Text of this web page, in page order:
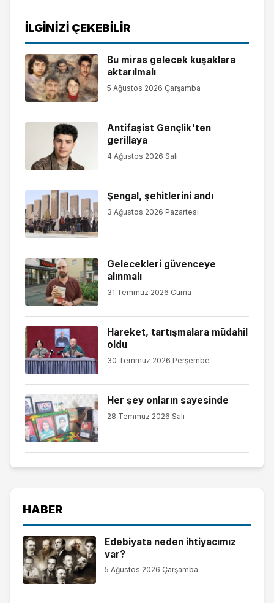
İLGINIZI ÇEKEBILIR
Bu miras gelecek kuşaklara
aktarılmalı
5 Ağustos 2026 Çarşamba
Antifaşist Gençlik'ten
gerillaya
4 Ağustos 2026 Salı
Şengal, şehitlerini andı
3 Ağustos 2026 Pazartesi
Gelecekleri güvenceye
alınmalı
31 Temmuz 2026 Cuma
Hareket, tartışmalara müdahil
oldu
30 Temmuz 2026 Perşembe
Her şey onların sayesinde
28 Temmuz 2026 Salı
HABER
Edebiyata neden ihtiyacımız
var?
5 Ağustos 2026 Çarşamba